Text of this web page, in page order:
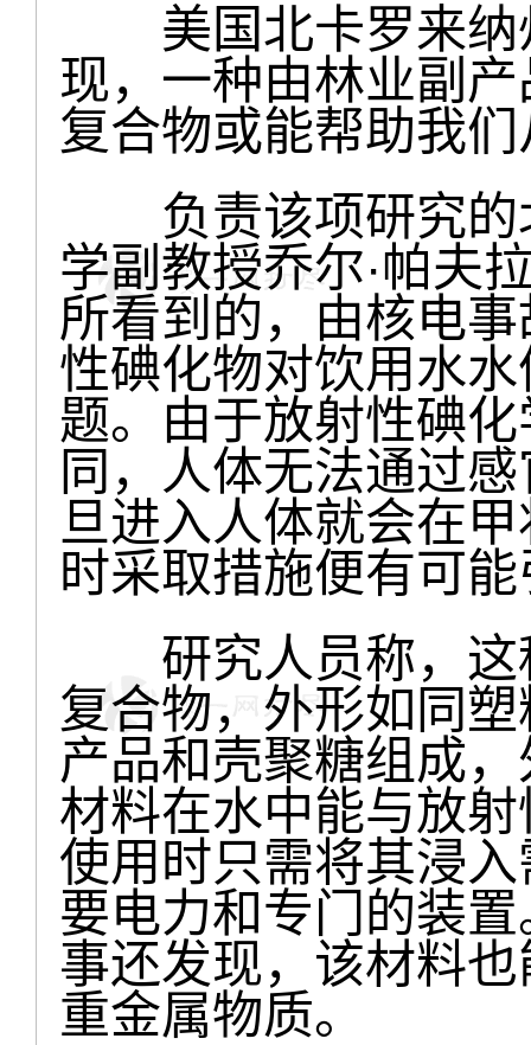
美国北卡罗来纳
现，一种由林业副
复合物或能帮助我
负责该项研究的
学副教授乔尔·帕夫
所看到的，由核电
性碘化物对饮用水
题。由于放射性碘
同，人体无法通过
旦进入人体就会在
时采取措施便有可
研究人员称，这
复合物，外形如同
产品和壳聚糖组成
材料在水中能与放
使用时只需将其浸
要电力和专门的装
事还发现，该材料
重金属物质。